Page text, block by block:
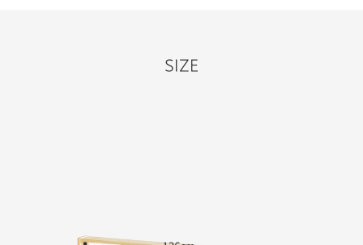
SIZE